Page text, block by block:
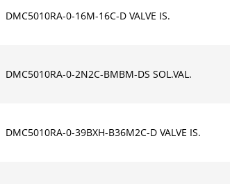
DMC5010RA-0-16M-16C-D VALVE IS.
DMC5010RA-0-2N2C-BMBM-DS SOL.VAL.
DMC5010RA-0-39BXH-B36M2C-D VALVE IS.